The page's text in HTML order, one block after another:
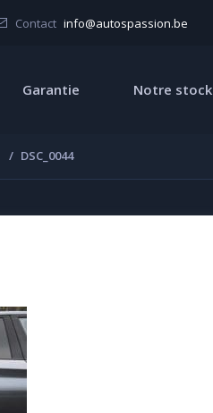
Contact info@autospassion.be
Garantie Notre stock
DSC_0044